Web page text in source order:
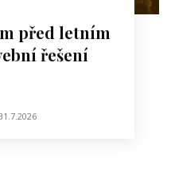
před letním
řešení